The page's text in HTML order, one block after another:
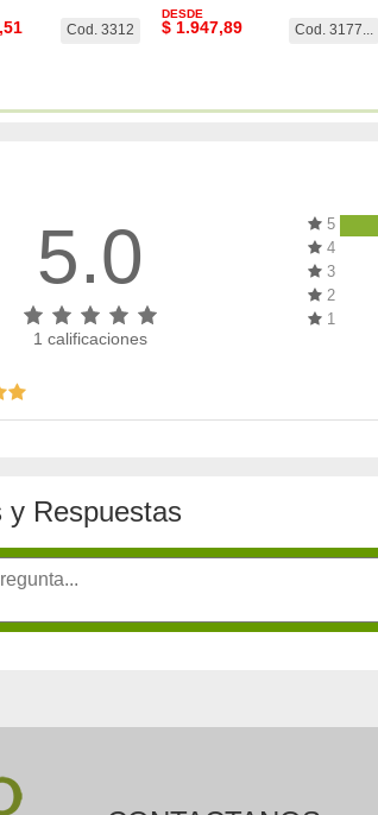
Cod. 3312 Cod. 3177...
DESDE
$ 1.947,89
5.0
1 calificaciones
5
4
3
2
1
y Respuestas